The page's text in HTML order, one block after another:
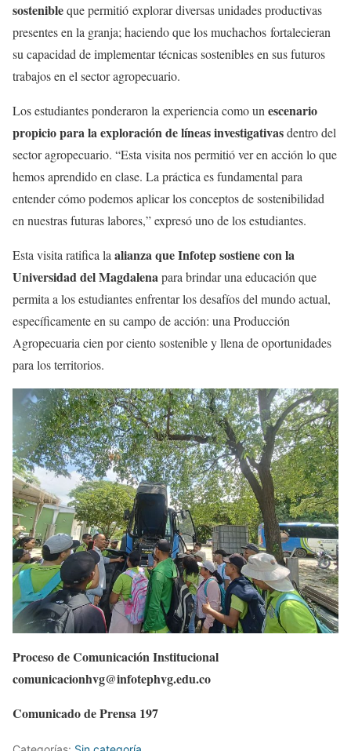
sostenibleque permitió explorar diversas unidades productivas
presentes en la granja; haciendo que los muchachos fortalecieran
su capacidad de implementar técnicas sostenibles en sus futuros
trabajos en el sector agropecuario.
Los estudiantes ponderaron la experiencia como un escenario
propicio para la exploración de líneas investigativasdentro del
sector agropecuario. “Esta visita nos permitió ver en acción lo que
hemos aprendido en clase. La práctica es fundamental para
entender cómo podemos aplicar los conceptos de sostenibilidad
en nuestras futuras labores,” expresó uno de los estudiantes.
Esta visita ratifica la alianza que Infotep sostiene con la
Universidad del Magdalenapara brindar una educación que
permita a los estudiantes enfrentar los desafíos del mundo actual,
específicamente en su campo de acción: una Producción
Agropecuaria cien por ciento sostenible y llena de oportunidades
para los territorios.
Proceso de Comunicación Institucional
comunicacionhvg@infotephvg.edu.co
Comunicado de Prensa 197